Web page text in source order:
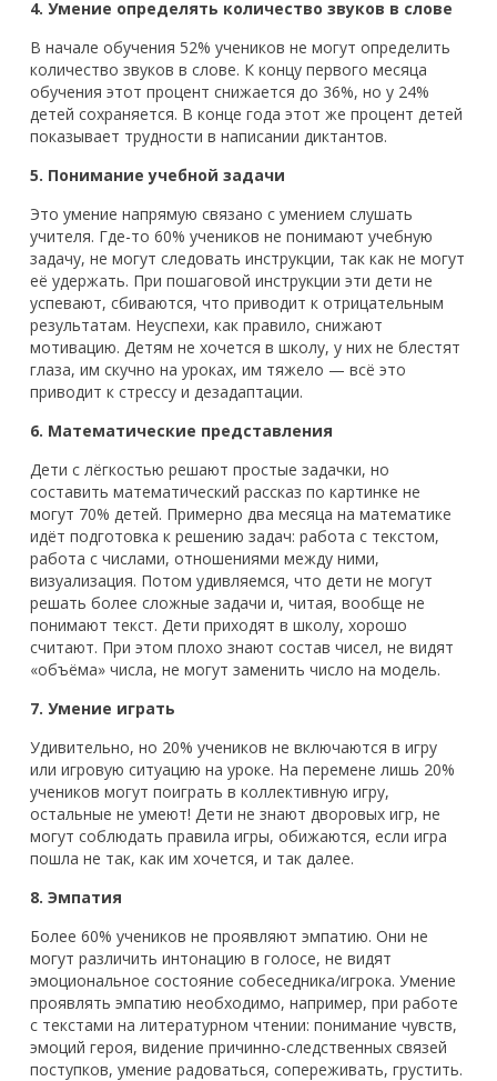
4. Умение определять количество звуков в слове
В начале обучения 52% учеников не могут определить
количество звуков в слове. К концу первого месяца
обучения этот процент снижается до 36%, но у 24%
детей сохраняется. В конце года этот же процент детей
показывает трудности в написании диктантов.
5. Понимание учебной задачи
Это умение напрямую связано с умением слушать
учителя. Где-то 60% учеников не понимают учебную
задачу, не могут следовать инструкции, так как не могут
её удержать. При пошаговой инструкции эти дети не
успевают, сбиваются, что приводит к отрицательным
результатам. Неуспехи, как правило, снижают
мотивацию. Детям не хочется в школу, у них не блестят
глаза, им скучно на уроках, им тяжело — всё это
приводит к стрессу и дезадаптации.
6. Математические представления
Дети с лёгкостью решают простые задачки, но
составить математический рассказ по картинке не
могут 70% детей. Примерно два месяца на математике
идёт подготовка к решению задач: работа с текстом,
работа с числами, отношениями между ними,
визуализация. Потом удивляемся, что дети не могут
решать более сложные задачи и, читая, вообще не
понимают текст. Дети приходят в школу, хорошо
считают. При этом плохо знают состав чисел, не видят
«объёма» числа, не могут заменить число на модель.
7. Умение играть
Удивительно, но 20% учеников не включаются в игру
или игровую ситуацию на уроке. На перемене лишь 20%
учеников могут поиграть в коллективную игру,
остальные не умеют! Дети не знают дворовых игр, не
могут соблюдать правила игры, обижаются, если игра
пошла не так, как им хочется, и так далее.
8. Эмпатия
Более 60% учеников не проявляют эмпатию. Они не
могут различить интонацию в голосе, не видят
эмоциональное состояние собеседника/игрока. Умение
проявлять эмпатию необходимо, например, при работе
с текстами на литературном чтении: понимание чувств,
эмоций героя, видение причинно-следственных связей
поступков, умение радоваться, сопереживать, грустить.